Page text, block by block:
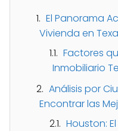
El Panorama
Vivienda en
Factores
Inmobiliario
Análisis por
Encontrar las
Houston: